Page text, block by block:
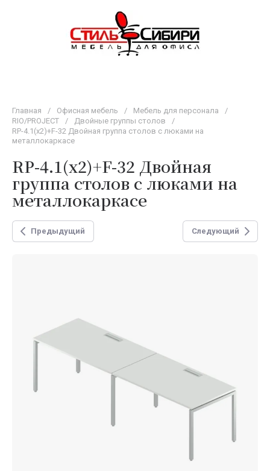
Главная / Офисная мебель / Мебель для персонала
/
RIO/PROJECT
/ Двойные группы столов
/
RP-4.1(x2)+F-32 Двойная группа столов с люками на
металлокаркасе
RP-4.1(x2)+F-32 Двойная
группа столов с люками на
металлокаркасе
Предыдущий Следующий